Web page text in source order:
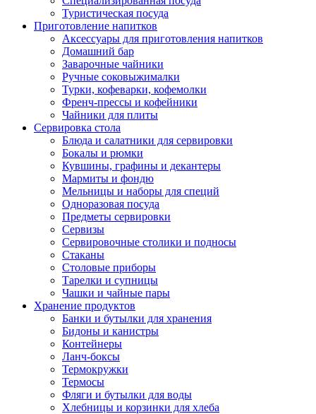
Туристическая посуда
Приготовление напитков
Аксессуары для приготовления напитков
Домашний бар
Заварочные чайники
Ручные соковыжималки
Турки, кофеварки, кофемолки
Френч-прессы и кофейники
Чайники для плиты
Сервировка стола
Блюда и салатники для сервировки
Бокалы и рюмки
Кувшины, графины и декантеры
Мармиты и фондю
Мельницы и наборы для специй
Одноразовая посуда
Предметы сервировки
Сервизы
Сервировочные столики и подносы
Стаканы
Столовые приборы
Тарелки и супницы
Чашки и чайные пары
Хранение продуктов
Банки и бутылки для хранения
Бидоны и канистры
Контейнеры
Ланч-боксы
Термокружки
Термосы
Фляги и бутылки для воды
Хлебницы и корзинки для хлеба